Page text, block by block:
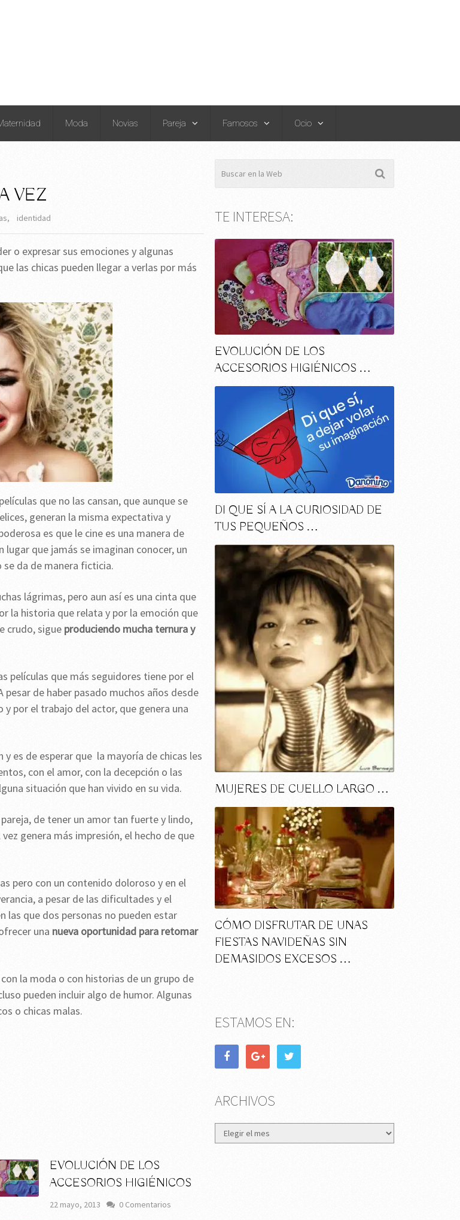
Moda Novias Pareja Famosos Ocio
VEZ
, identidad
o expresar sus emociones y algunas
las chicas pueden llegar a verlas por más
que no las cansan, que aunque se
generan la misma expectativa y
es que le cine es una manera de
lugar que jamás se imaginan conocer, un
da de manera ficticia.
lágrimas, pero aun así es una cinta que
la historia que relata y por la emoción que
crudo, sigue produciendo mucha ternura y
películas que más seguidores tiene por el
de haber pasado muchos años desde
por el trabajo del actor, que genera una
es de esperar que la mayoría de chicas les
con el amor, con la decepción o las
situación que han vivido en su vida.
de tener un amor tan fuerte y lindo,
genera más impresión, el hecho de que
pero con un contenido doloroso y en el
a pesar de las dificultades y el
las que dos personas no pueden estar
una nueva oportunidad para retomar
la moda o con historias de un grupo de
pueden incluir algo de humor. Algunas
o chicas malas.
EVOLUCIÓN DE LOS
ACCESORIOS HIGIÉNICOS
22 mayo, 2013 0 Comentarios
TE INTERESA:
EVOLUCIÓN DE LOS
ACCESORIOS HIGIÉNICOS …
DI QUE SÍ A LA CURIOSIDAD DE
TUS PEQUEÑOS …
MUJERES DE CUELLO LARGO …
CÓMO DISFRUTAR DE UNAS
FIESTAS NAVIDEÑAS SIN
DEMASIDOS EXCESOS …
ESTAMOS EN:
ARCHIVOS
Archivos